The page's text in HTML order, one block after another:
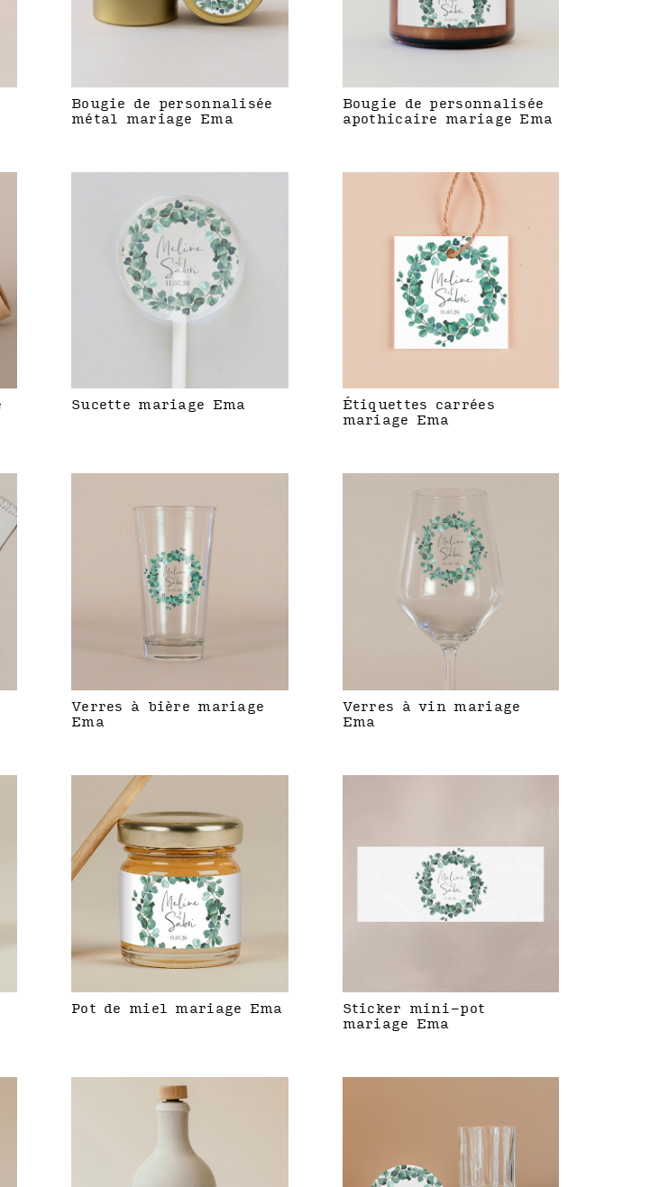
Bougie de personnalisée
métal mariage Ema
Bougie de personnalisée
apothicaire mariage Ema
Sucette mariage Ema
Étiquettes carrées
mariage Ema
Verres à bière mariage
Ema
Verres à vin mariage
Ema
Pot de miel mariage Ema
Sticker mini-pot
mariage Ema